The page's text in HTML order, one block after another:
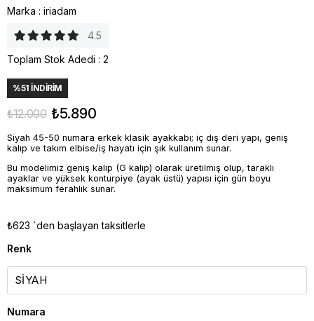
Marka : iriadam
4.5
Toplam Stok Adedi : 2
%51 İNDIRIM
₺12.000 ₺5.890
Siyah 45-50 numara erkek klasik ayakkabı; iç dış deri yapı, geniş
kalıp ve takım elbise/iş hayatı için şık kullanım sunar.
Bu modelimiz geniş kalıp (G kalıp) olarak üretilmiş olup, taraklı
ayaklar ve yüksek konturpiye (ayak üstü) yapısı için gün boyu
maksimum ferahlık sunar.
₺623 `den başlayan taksitlerle
Renk
Numara